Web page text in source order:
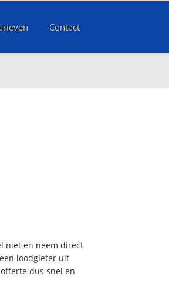
Contact
niet en neem direct
loodgieter uit
dus snel en